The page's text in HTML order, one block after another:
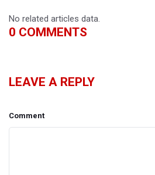
No related articles data.
0 COMMENTS
LEAVE A REPLY
Comment